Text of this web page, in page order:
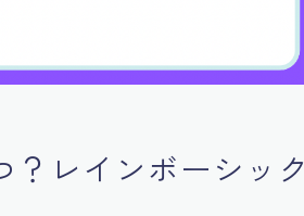
？レインボーシック